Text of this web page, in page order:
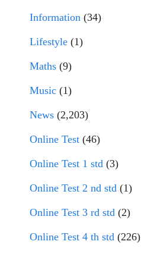
Information (34)
Lifestyle (1)
Maths (9)
Music (1)
News (2,203)
Online Test (46)
Online Test 1 std (3)
Online Test 2 nd std (1)
Online Test 3 rd std (2)
Online Test 4 th std (226)